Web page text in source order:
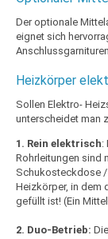
Der optionale
eignet sich
Heizkörper
Sollen Elektro-
unterscheidet man
1. Rein elektrisch:
Rohrleitungen sind
Schukosteckdose /
Heizkörper, in dem
gefüllt ist! (Ein
2. Duo-Betrieb: